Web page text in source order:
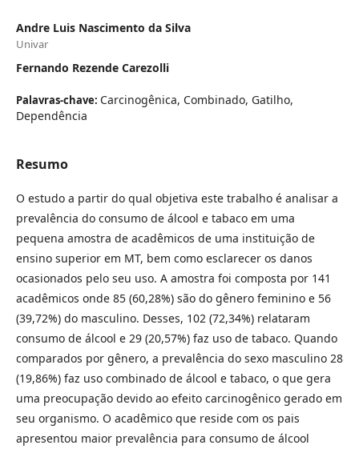
Andre Luis Nascimento da Silva
Univar
Fernando Rezende Carezolli
Palavras-chave: Carcinogênica, Combinado, Gatilho,
Dependência
Resumo
O estudo a partir do qual objetiva este trabalho é analisar a
prevalência do consumo de álcool e tabaco em uma
pequena amostra de acadêmicos de uma instituição de
ensino superior em MT, bem como esclarecer os danos
ocasionados pelo seu uso. A amostra foi composta por 141
acadêmicos onde 85 (60,28%) são do gênero feminino e 56
(39,72%) do masculino. Desses, 102 (72,34%) relataram
consumo de álcool e 29 (20,57%) faz uso de tabaco. Quando
comparados por gênero, a prevalência do sexo masculino 28
(19,86%) faz uso combinado de álcool e tabaco, o que gera
uma preocupação devido ao efeito carcinogênico gerado em
seu organismo. O acadêmico que reside com os pais
apresentou maior prevalência para consumo de álcool